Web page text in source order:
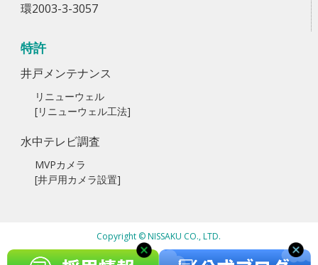
環2003-3-3057
特許
井戸メンテナンス
リニューウェル
[リニューウェル工法]
水中テレビ調査
MVPカメラ
[井戸用カメラ設置]
Copyright © NISSAKU CO., LTD.